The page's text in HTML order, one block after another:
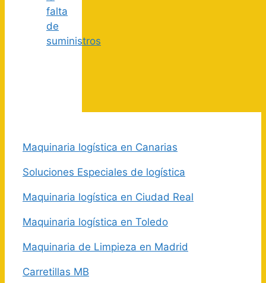
falta
de
suministros
Maquinaria logística en Canarias
Soluciones Especiales de logística
Maquinaria logística en Ciudad Real
Maquinaria logística en Toledo
Maquinaria de Limpieza en Madrid
Carretillas MB